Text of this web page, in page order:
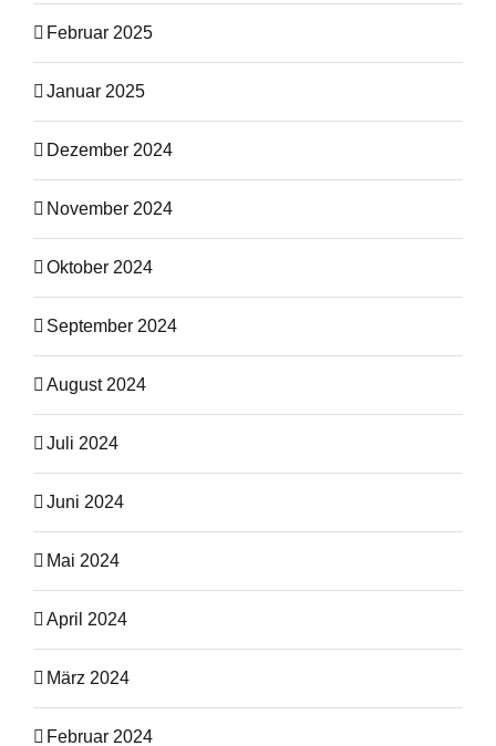
Februar 2025
Januar 2025
Dezember 2024
November 2024
Oktober 2024
September 2024
August 2024
Juli 2024
Juni 2024
Mai 2024
April 2024
März 2024
Februar 2024